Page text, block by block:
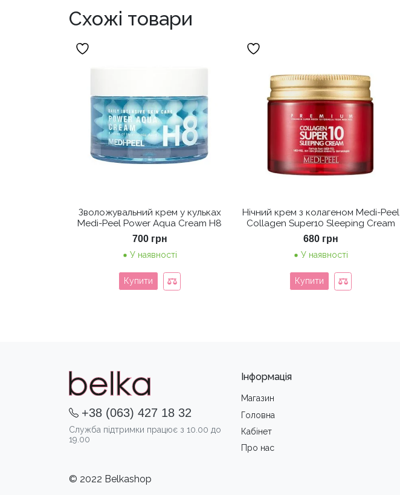
Схожі товари
Зволожувальний крем у кульках
Medi-Peel Power Aqua Cream H8
700 грн
У наявності
Купити
Нічний крем з колагеном Medi-Peel
Collagen Super10 Sleeping Cream
680 грн
У наявності
Купити
+38 (063) 427 18 32
Служба підтримки працює з 10.00 до
19.00
Інформація
Магазин
Головна
Кабінет
Про нас
© 2022 Belkashop